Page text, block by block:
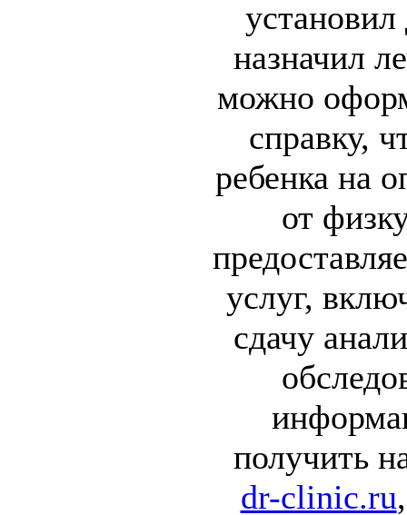
установил
назначил
можно
справку,
ребенка на
от
услуг,
сдачу
получить
dr-clinic.ru